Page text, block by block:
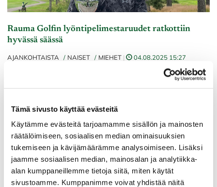
Tämä sivusto käyttää evästeitä
Käytämme evästeitä tarjoamamme sisällön ja mainosten
räätälöimiseen, sosiaalisen median ominaisuuksien
tukemiseen ja kävijämäärämme analysoimiseen. Lisäksi
jaamme sosiaalisen median, mainosalan ja analytiikka-
alan kumppaneillemme tietoja siitä, miten käytät
sivustoamme. Kumppanimme voivat yhdistää näitä
Rauma Golfin lyöntipelimestaruudet ratkottiin
hyvässä säässä
AJANKOHTAISTA NAISET MIEHET | 04.08.2025 15:27
Lisää uutisia
YHTEYSTIEDOT